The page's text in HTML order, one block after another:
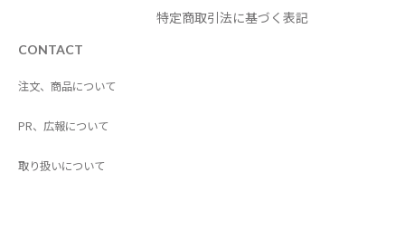
CONTACT
注文、商品について
PR、広報について
取り扱いについて
特定商取引法に基づく表記